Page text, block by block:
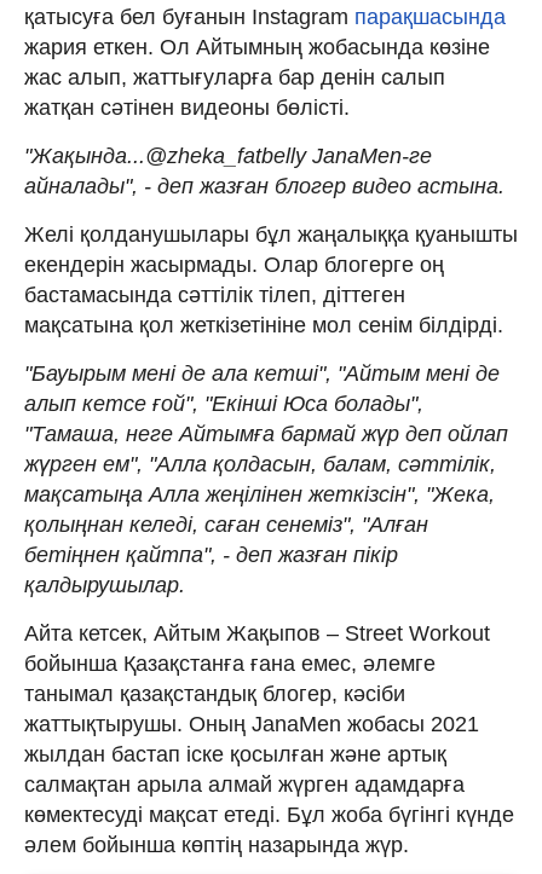
қатысуға бел буғанын Instagram парақшасында
жария еткен. Ол Айтымның жобасында көзіне
жас алып, жаттығуларға бар денін салып
жатқан сәтінен видеоны бөлісті.
"Жақында...@zheka_fatbelly JanaMen-ге
айналады", - деп жазған блогер видео астына.
Желі қолданушылары бұл жаңалыққа қуанышты
екендерін жасырмады. Олар блогерге оң
бастамасында сәттілік тілеп, діттеген
мақсатына қол жеткізетініне мол сенім білдірді.
"Бауырым мені де ала кетші", "Айтым мені де
алып кетсе ғой", "Екінші Юса болады",
"Тамаша, неге Айтымға бармай жүр деп ойлап
жүрген ем", "Алла қолдасын, балам, сәттілік,
мақсатыңа Алла жеңілінен жеткізсін", "Жека,
қолыңнан келеді, саған сенеміз", "Алған
бетіңнен қайтпа", - деп жазған пікір
қалдырушылар.
Айта кетсек, Айтым Жақыпов – Street Workout
бойынша Қазақстанға ғана емес, әлемге
танымал қазақстандық блогер, кәсіби
жаттықтырушы. Оның JanaMen жобасы 2021
жылдан бастап іске қосылған және артық
салмақтан арыла алмай жүрген адамдарға
көмектесуді мақсат етеді. Бұл жоба бүгінгі күнде
әлем бойынша көптің назарында жүр.